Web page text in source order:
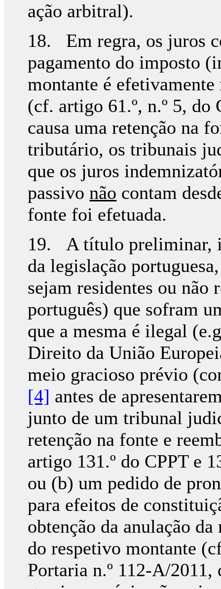
ação arbitral).
18. Em regra, os juros
pagamento do imposto
montante é
(cf. artigo 61.º, n.º 5, do
causa uma retenção na
tributário, os tribunais
que os juros
passivonão contam
fonte foi efetuada.
19. A título preliminar,
da legislação
sejam residentes ou não
português) que sofram
que a mesma é ilegal
Direito da União
meio gracioso prévio
[4] antes de
junto de um tribunal
retenção na fonte e
artigo 131.º do CPPT e
ou (b) um pedido de
para efeitos de
obtenção da anulação
do respetivo montante
Portaria n.º 112-A/